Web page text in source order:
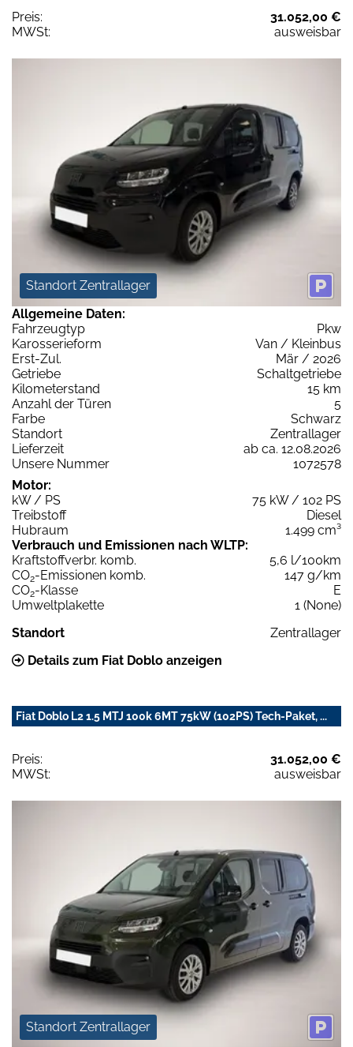
Preis:
31.052,00 €
MWSt:
ausweisbar
Standort Zentrallager
Allgemeine Daten:
Fahrzeugtyp
Pkw
Karosserieform
Van / Kleinbus
Erst-Zul.
Mär / 2026
Getriebe
Schaltgetriebe
Kilometerstand
15 km
Anzahl der Türen
5
Farbe
Schwarz
Standort
Zentrallager
Lieferzeit
ab ca. 12.08.2026
Unsere Nummer
1072578
Motor:
kW / PS
75 kW / 102 PS
Treibstoff
Diesel
Hubraum
1.499 cm³
Verbrauch und Emissionen nach WLTP:
Kraftstoffverbr. komb.
5,6 l/100km
CO2-Emissionen komb.
147 g/km
CO2-Klasse
E
Umweltplakette
1 (None)
Standort
Zentrallager
Details zum Fiat Doblo anzeigen
Fiat Doblo L2 1.5 MTJ 100k 6MT 75kW (102PS) Tech-Paket, ...
Preis:
31.052,00 €
MWSt:
ausweisbar
Standort Zentrallager